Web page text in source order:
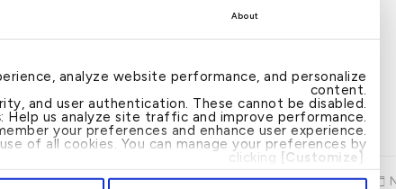
About
analyze website performance, and personalize
content.
and user authentication. These cannot be disabled.
: Help us analyze site traffic and improve performance.
your preferences and enhance user experience.
of all cookies. You can manage your preferences by
clicking [Customize]